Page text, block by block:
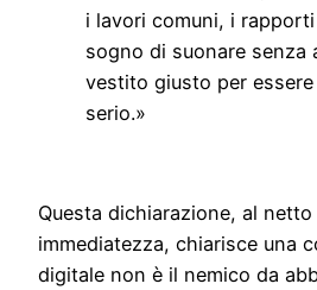
i lavori comuni, i
sogno di suonare senza
vestito giusto per
serio.»
Questa dichiarazione, al netto
immediatezza, chiarisce una
digitale non è il nemico da